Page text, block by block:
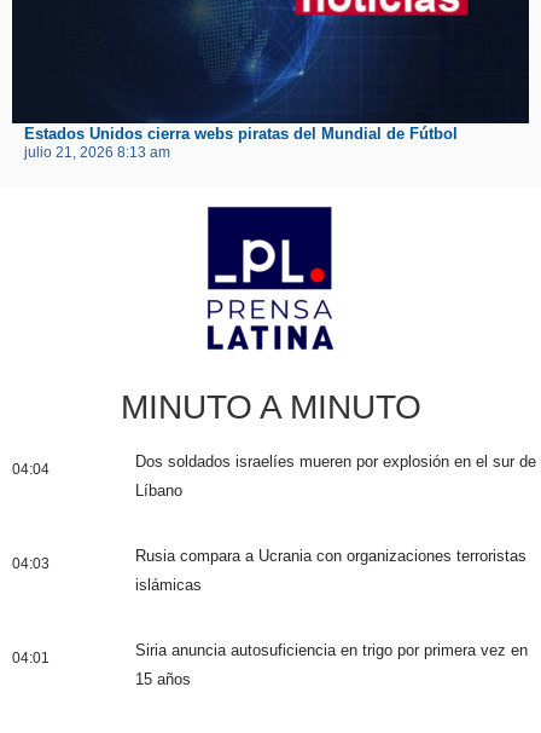
Estados Unidos cierra webs piratas del Mundial de Fútbol
julio 21, 2026 8:13 am
MINUTO A MINUTO
04:04
Dos soldados israelíes mueren por explosión en el sur de
Líbano
04:03
Rusia compara a Ucrania con organizaciones terroristas
islámicas
04:01
Siria anuncia autosuficiencia en trigo por primera vez en
15 años